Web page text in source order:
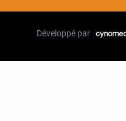
Développé par